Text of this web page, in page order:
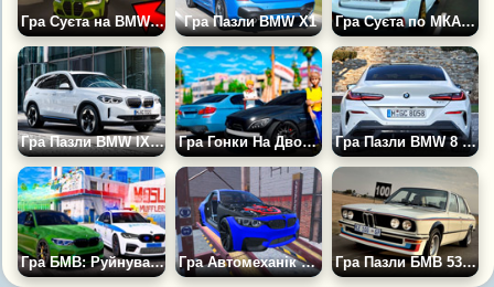
Гра Суєта на BMW M4 Під Фонк Гра Пазли BMW X1 Гра Суєта по МКАД'у на БМВ M5 F90 і Мерседес CLS 63 AMG
Гра Пазли BMW IX3 2021 Гра Гонки На Двох: Дрифт БМВ Проти Мерседес Гра Пазли BMW 8 Серії
Гра БМВ: Руйнування і Дрифт у Старому Місті Гра Автомеханік Симулятор: Полагодь Свою Машину Гра Пазли БМВ 530 MLE